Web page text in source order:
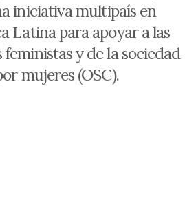
iniciativa multipaís en
Latina para apoyar a las
y de la sociedad
mujeres (OSC).